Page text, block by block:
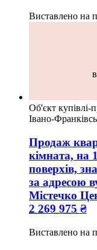
Виставлено на
Об'єкт купівлі-
Івано-
Продаж
кімната, на
поверхів,
за адресою
Містечко
2 269 975 ₴
Виставлено на